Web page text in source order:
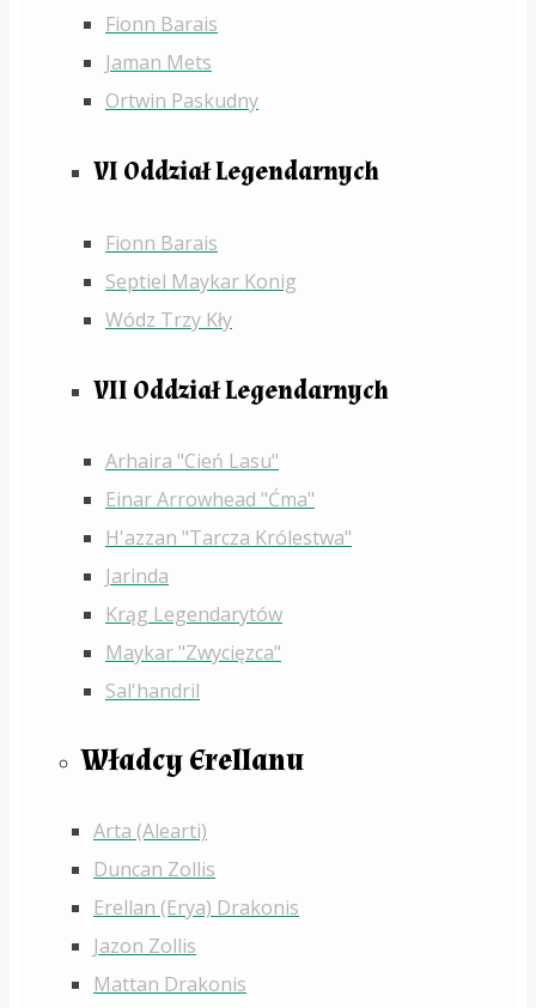
Fionn Barais
Jaman Mets
Ortwin Paskudny
VI Oddział Legendarnych
Fionn Barais
Septiel Maykar Konig
Wódz Trzy Kły
VII Oddział Legendarnych
Arhaira "Cień Lasu"
Einar Arrowhead "Ćma"
H'azzan "Tarcza Królestwa"
Jarinda
Krąg Legendarytów
Maykar "Zwycięzca"
Sal'handril
Władcy Erellanu
Arta (Alearti)
Duncan Zollis
Erellan (Erya) Drakonis
Jazon Zollis
Mattan Drakonis